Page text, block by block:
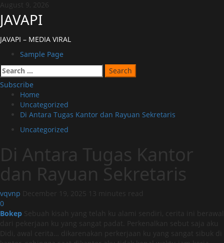
Skip
to
content
August 9, 2026
JAVAPI
JAVAPI – MEDIA VIRAL
Primary
Menu
Sample Page
Search
for:
Subscribe
Home
Uncategorized
Di Antara Tugas Kantor dan Rayuan Sekretaris
Uncategorized
Di Antara Tugas Kantor
dan Rayuan Sekretaris
vqvnp December 19, 2025
13 minutes read
0
Bokep Sebuah kisah yang telah ku alami sendiri, cerita ini berawal
dari pekerjaan ku yang sangat padat. Perkenalkan sebut saja aku
Didi, awal cerita… dikarenakan perkerjaan ku yang sangat sibuk di